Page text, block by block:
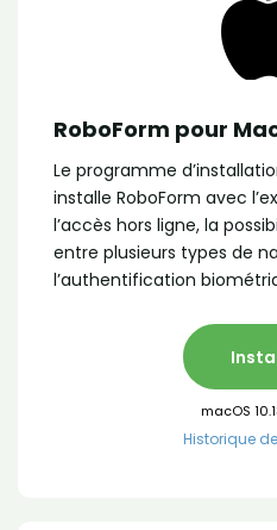
RoboForm pour
Le programme
installe RoboForm avec
l’accès hors ligne, la
entre plusieurs types de
l’authentification
macOS
Historique